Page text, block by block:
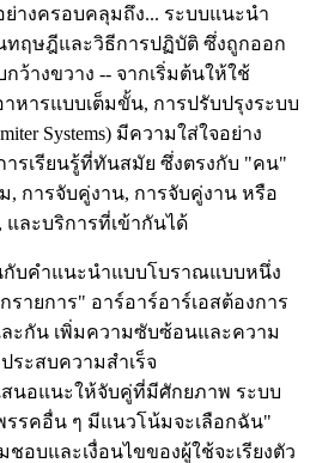
างครอบคลุมถึง... ระบบแนะนํา
ทฤษฎีและวิธีการปฏิบัติ ซึ่งถูกออก
ว้างขวาง -- จากเริ่มต้นให้ใช้
หารแบบเต็มขั้น, การปรับปรุงระบบ
Systems) มีความใส่ใจอย่าง
ารเรียนรู้ที่ทันสมัย ซึ่งตรงกับ "คน"
, การจับคู่งาน, การจับคู่งาน หรือ
ละบริการที่เข้ากันได้
กับคําแนะนําแบบโบราณแบบหนึ่ง
รายการ" อาร์อาร์อาร์เอสต้องการ
ะกัน เพิ่มความซับซ้อนและความ
ะสบความสําเร็จ
สนอแนะให้จับคู่ที่มีศักยภาพ ระบบ
รรคอื่น ๆ มีแนวโน้มจะเลือกฉัน"
อบและเงื่อนไขของผู้ใช้จะเรียงตัว